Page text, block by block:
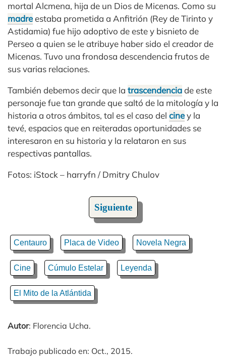
mortal Alcmena, hija de un Dios de Micenas. Como su
madreestaba prometida a Anfitrión (Rey de Tirinto y
Astidamia) fue hijo adoptivo de este y bisnieto de
Perseo a quien se le atribuye haber sido el creador de
Micenas. Tuvo una frondosa descendencia frutos de
sus varias relaciones.
También debemos decir que la trascendenciade este
personaje fue tan grande que saltó de la mitología y la
historia a otros ámbitos, tal es el caso del ciney la
tevé, espacios que en reiteradas oportunidades se
interesaron en su historia y la relataron en sus
respectivas pantallas.
Fotos: iStock – harryfn / Dmitry Chulov
Siguiente
Centauro Placa de Video Novela Negra
Cine Cúmulo Estelar Leyenda
El Mito de la Atlántida
Autor: Florencia Ucha.
Trabajo publicado en: Oct., 2015.